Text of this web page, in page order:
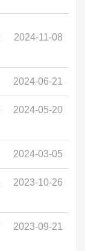
2024-11-08
2024-06-21
2024-05-20
2024-03-05
2023-10-26
2023-09-21